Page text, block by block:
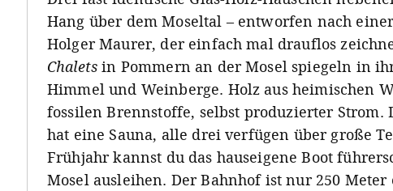
Hang über dem Moseltal – entworfen nach
Holger Maurer, der einfach mal drauflos
Chalets in Pommern an der Mosel spiegeln in
Himmel und Weinberge. Holz aus heimischen
fossilen Brennstoffe, selbst produzierter Strom.
hat eine Sauna, alle drei verfügen über große
Frühjahr kannst du das hauseigene Boot
Mosel ausleihen. Der Bahnhof ist nur 250 Meter